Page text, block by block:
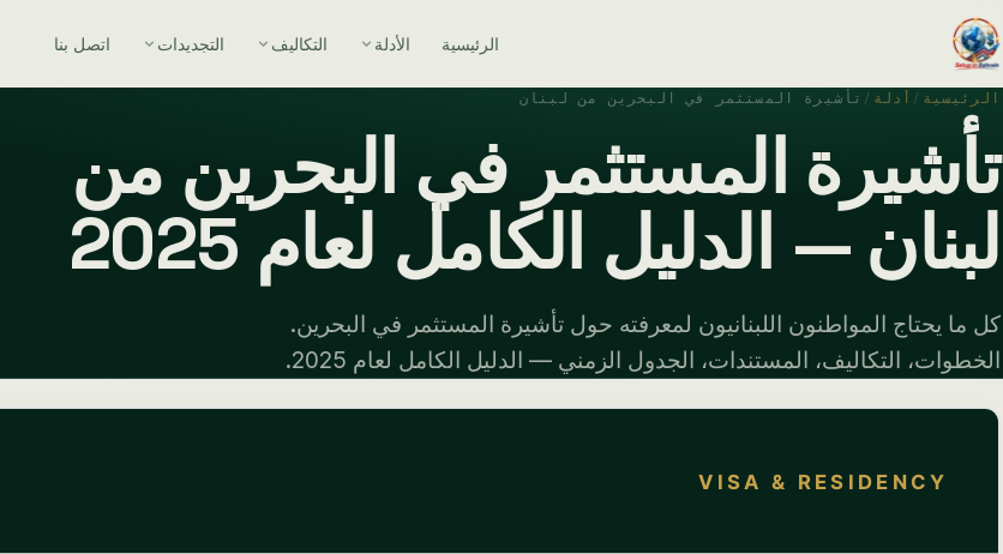
الرئيسية الأدلة التكاليف التجديدات اتصل بنا
الرئيسية / أدلة / تأشيرة المستثمر في البحرين من لبنان
تأشيرة المستثمر في البحرين من
لبنان — الدليل الكامل لعام 2025
كل ما يحتاج المواطنون اللبنانيون لمعرفته حول تأشيرة المستثمر في البحرين.
الخطوات، التكاليف، المستندات، الجدول الزمني — الدليل الكامل لعام 2025.